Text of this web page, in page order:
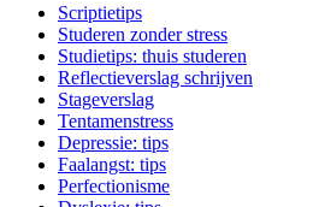
Scriptietips
Studeren zonder stress
Studietips: thuis studeren
Reflectieverslag schrijven
Stageverslag
Tentamenstress
Depressie: tips
Faalangst: tips
Perfectionisme